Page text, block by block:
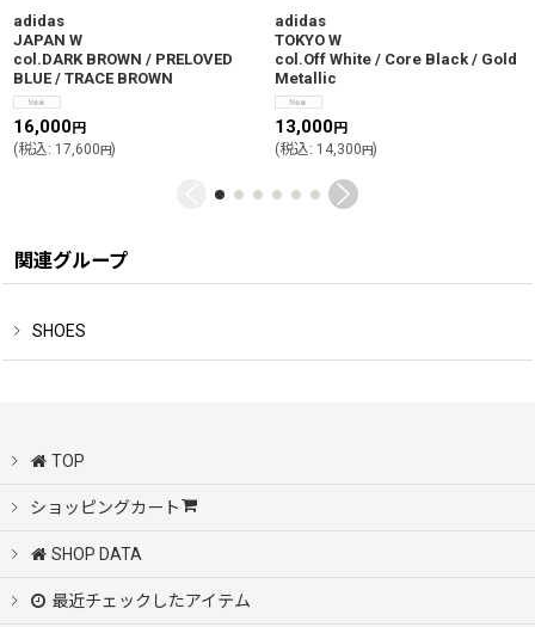
adidas
JAPAN W
col.DARK BROWN / PRELOVED
BLUE / TRACE BROWN
16,000円
(税込: 17,600円)
adidas
TOKYO W
col.Off White / Core Black / Gold
Metallic
13,000円
(税込: 14,300円)
関連グループ
SHOES
TOP
ショッピングカート
SHOP DATA
最近チェックしたアイテム